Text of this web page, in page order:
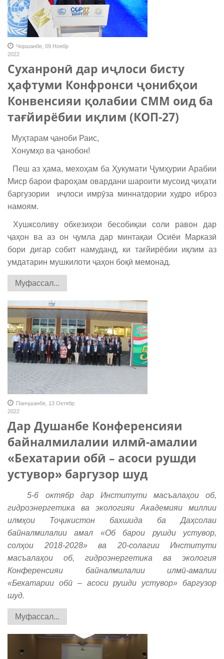
Чоршанбе, 09 Ноябр
2022
Суханронӣ дар иҷлоси бисту
ҳафтуми Конфронси ҷонибҳои
Конвенсияи қолабии СММ оид ба
тағйирёбии иқлим (КОП-27)
Муҳтарам ҷаноби Раис,
Хонумҳо ва ҷанобон!
Пеш аз ҳама, мехоҳам ба Ҳукумати Ҷумҳурии Арабии
Миср барои фароҳам овардани шароити мусоид ҷиҳати
баргузории иҷлоси имрӯза миннатдории худро иброз
намоям.
Хушксоливу обхезиҳои бесобиқаи соли равон дар
ҷаҳон ва аз он ҷумла дар минтақаи Осиёи Марказӣ
бори дигар собит намуданд, ки тағйирёбии иқлим аз
умдатарин мушкилоти ҷаҳон боқӣ мемонад.
Муфассал...
Панҷшанбе, 13 Октябр
2022
Дар Душанбе Конференсияи
байналмилалии илмӣ-амалии
«Бехатарии обӣ – асоси рушди
устувор» баргузор шуд
5-6 октябр дар Институти масъалаҳои об,
гидроэнергетика ва экологияи Академияи миллии
илмҳои Тоҷикистон бахшида ба Даҳсолаи
байналмилалии амал «Об барои рушди устувор,
солҳои 2018-2028» ва 20-солагии Институти
масъалаҳои об, гидроэнергетика ва экология
Конференсияи байналмилалии илмӣ-амалии
«Бехатарии обӣ – асоси рушди устувор» баргузор
шуд.
Муфассал...